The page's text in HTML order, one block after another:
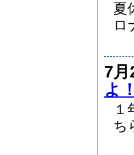
夏
ロ
7
１
ち